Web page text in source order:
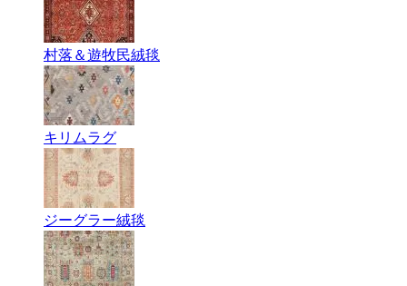
村落＆遊牧民絨毯
キリムラグ
ジーグラー絨毯